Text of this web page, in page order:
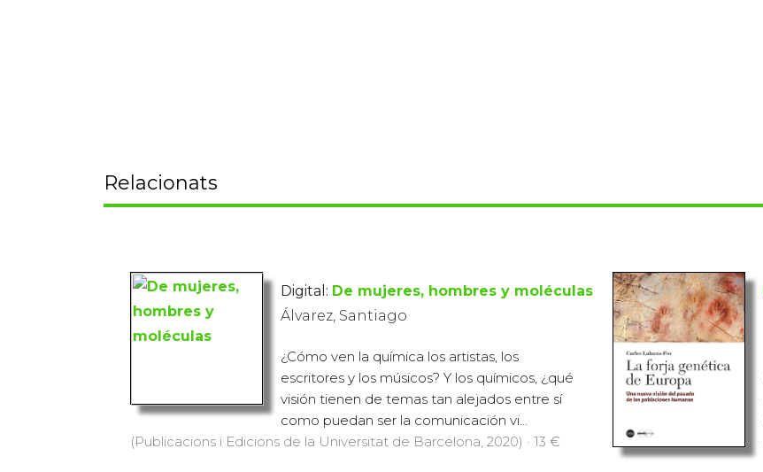
Relacionats
Digital: De mujeres, hombres y moléculas
Álvarez, Santiago
¿Cómo ven la química los artistas, los
escritores y los músicos? Y los químicos, ¿qué
visión tienen de temas tan alejados entre sí
como puedan ser la comunicación vi...
(Publicacions i Edicions de la Universitat de Barcelona, 2020) · 13 €